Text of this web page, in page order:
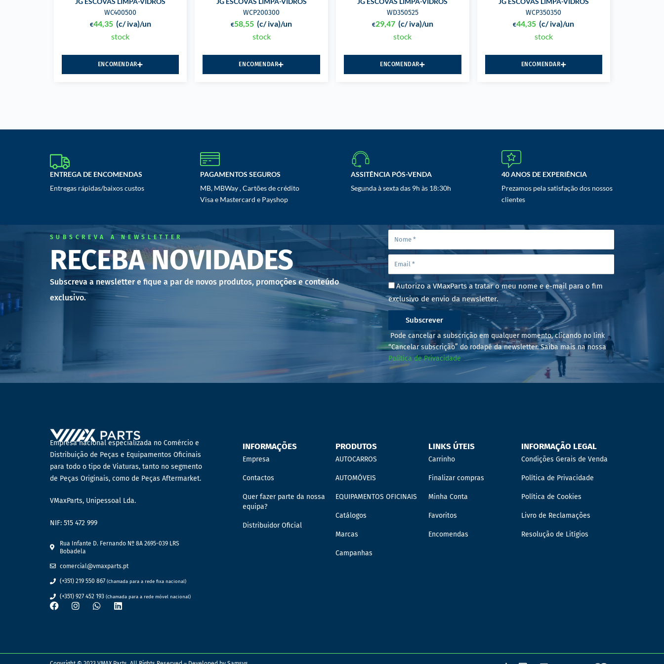
WC400500
€44,35 (c/ iva)/un
stock
ENCOMENDAR
WCP200300
€58,55 (c/ iva)/un
stock
ENCOMENDAR
WD350525
€29,47 (c/ iva)/un
stock
ENCOMENDAR
WCP350350
€44,35 (c/ iva)/un
stock
ENCOMENDAR
ENTREGA DE ENCOMENDAS
Entregas rápidas/baixos custos
PAGAMENTOS SEGUROS
MB, MBWay , Cartões de crédito
Visa e Mastercard e Payshop
ASSITÊNCIA PÓS-VENDA
Segunda à sexta das 9h às 18:30h
40 ANOS DE EXPERIÊNCIA
Prezamos pela satisfação dos nossos
clientes
SUBSCREVA A NEWSLETTER
RECEBA NOVIDADES
Subscreva a newsletter e fique a par de novos produtos, promoções e conteúdo
exclusivo.
Autorizo a VMaxParts a tratar o meu nome e e-mail para o fim
exclusivo de envio da newsletter.
Subscrever
Pode cancelar a subscrição em qualquer momento, clicando no link
“Cancelar subscrição” do rodapé da newsletter. Saiba mais na nossa
Política de Privacidade
Empresa nacional especializada no Comércio e
Distribuição de Peças e Equipamentos Oficinais
para todo o tipo de Viaturas, tanto no segmento
de Peças Originais, como de Peças Aftermarket.
VMaxParts, Unipessoal Lda.
NIF: 515 472 999
Rua Infante D. Fernando Nº 8A 2695-039 LRS
Bobadela
comercial@vmaxparts.pt
(+351) 219 550 867 (Chamada para a rede fixa nacional)
(+351) 927 452 193 (Chamada para a rede móvel nacional)
INFORMAÇÕES
Empresa
Contactos
Quer fazer parte da nossa
equipa?
Distribuidor Oficial
PRODUTOS
AUTOCARROS
AUTOMÓVEIS
EQUIPAMENTOS OFICINAIS
Catálogos
Marcas
Campanhas
LINKS ÚTEIS
Carrinho
Finalizar compras
Minha Conta
Favoritos
Encomendas
INFORMAÇÃO LEGAL
Condições Gerais de Venda
Política de Privacidade
Política de Cookies
Livro de Reclamações
Resolução de Litígios